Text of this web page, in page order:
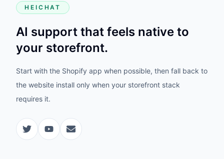
HEICHAT
AI support that feels native to
your storefront.
Start with the Shopify app when possible, then fall back to
the website install only when your storefront stack
requires it.